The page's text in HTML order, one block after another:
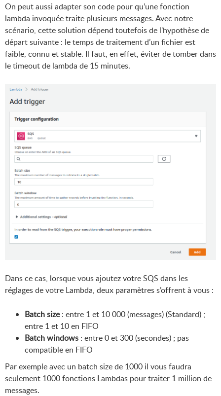
On peut aussi adapter son code pour qu’une fonction
lambda invoquée traite plusieurs messages. Avec notre
scénario, cette solution dépend toutefois de l'hypothèse de
départ suivante : le temps de traitement d’un fichier est
faible, connu et stable. Il faut, en effet, éviter de tomber dans
le timeout de lambda de 15 minutes.
Dans ce cas, lorsque vous ajoutez votre SQS dans les
réglages de votre Lambda, deux paramètres s’offrent à vous :
Batch size: entre 1 et 10 000 (messages) (Standard) ;
entre 1 et 10 en FIFO
Batch windows : entre 0 et 300 (secondes) ; pas
compatible en FIFO
Par exemple avec un batch size de 1000 il vous faudra
seulement 1000 fonctions Lambdas pour traiter 1 million de
messages.